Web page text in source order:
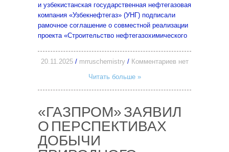
и узбекистанская государственная нефтегазовая
компания «Узбекнефтегаз» (УНГ) подписали
рамочное соглашение о совместной реализации
проекта «Строительство нефтегазохимического
20.11.2025/ mrruschemistry / Комментариев нет
Читать больше »
«ГАЗПРОМ» ЗАЯВИЛ
О ПЕРСПЕКТИВАХ
ДОБЫЧИ